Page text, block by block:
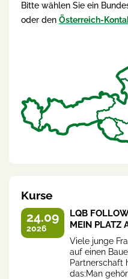
Bitte wählen Sie ein
oder den Österreich-
Kurse
24.09
2026
LQB
MEIN PLATZ
Viele junge
auf einen
Partnerschaft
das:Man